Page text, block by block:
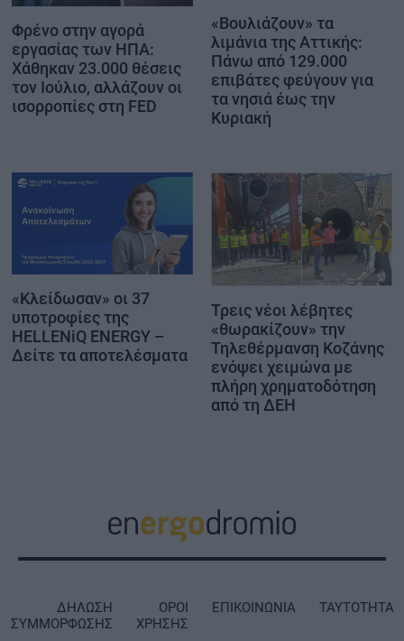
Φρένο στην αγορά
εργασίας των ΗΠΑ:
Χάθηκαν 23.000 θέσεις
τον Ιούλιο, αλλάζουν οι
ισορροπίες στη FED
«Βουλιάζουν» τα
λιμάνια της Αττικής:
Πάνω από 129.000
επιβάτες φεύγουν για
τα νησιά έως την
Κυριακή
«Κλείδωσαν» οι 37
υποτροφίες της
HELLENiQ ENERGY –
Δείτε τα αποτελέσματα
Τρεις νέοι λέβητες
«θωρακίζουν» την
Τηλεθέρμανση Κοζάνης
ενόψει χειμώνα με
πλήρη χρηματοδότηση
από τη ΔΕΗ
ΔΗΛΩΣΗ
ΣΥΜΜΟΡΦΩΣΗΣ
ΟΡΟΙ
ΧΡΗΣΗΣ
ΕΠΙΚΟΙΝΩΝΙΑ ΤΑΥΤΟΤΗΤΑ